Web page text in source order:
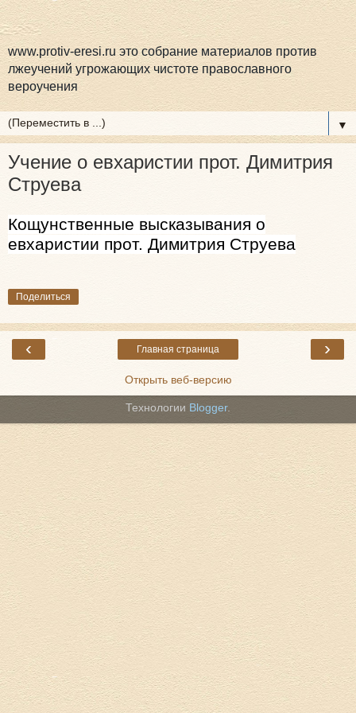
www.protiv-eresi.ru это собрание материалов против
лжеучений угрожающих чистоте православного
вероучения
▼
Учение о евхаристии прот. Димитрия
Струева
Кощунственные высказывания о
евхаристии прот. Димитрия Струева
Поделиться
‹ ›
Главная страница
Открыть веб-версию
Технологии Blogger.